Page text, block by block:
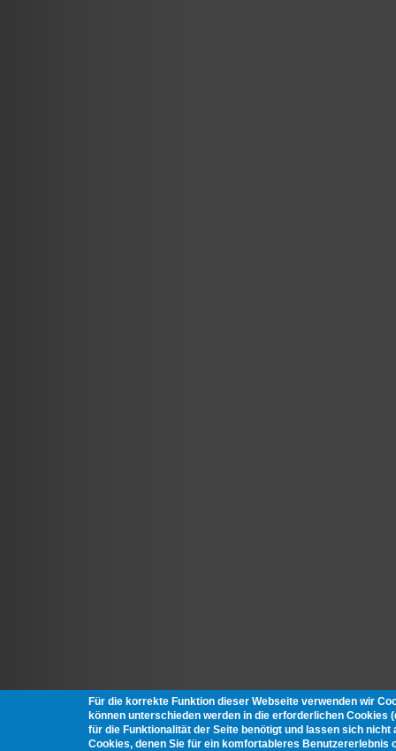
Für die korrekte Funktion dieser Webseite verwenden wir
können unterschieden werden in die erforderlichen Cookies
für die Funktionalität der Seite benötigt und lassen sich nicht
Cookies, denen Sie für ein komfortableres Benutzererlebnis